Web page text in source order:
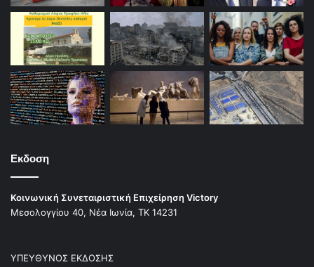
Εκδοση
Κοινωνική Συνεταιριστική Επιχείρηση Victory
Μεσολογγίου 40, Νέα Ιωνία, ΤΚ 14231
ΥΠΕΥΘΥΝΟΣ ΕΚΔΟΣΗΣ